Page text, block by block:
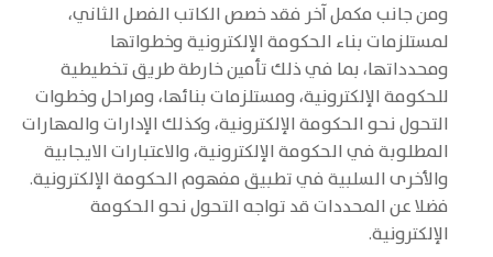
ومن جانب مكمل آخر فقد خصص الكاتب الفصل الثاني،
لمستلزمات بناء الحكومة الإلكترونية وخطواتها
ومحدداتها، بما في ذلك تأمين خارطة طريق تخطيطية
للحكومة الإلكترونية، ومستلزمات بنائها، ومراحل وخطوات
التحول نحو الحكومة الإلكترونية، وكذلك الإدارات والمهارات
المطلوبة في الحكومة الإلكترونية، والاعتبارات الايجابية
والأخرى السلبية في تطبيق مفهوم الحكومة الإلكترونية.
فضلا عن المحددات قد تواجه التحول نحو الحكومة
الإلكترونية.